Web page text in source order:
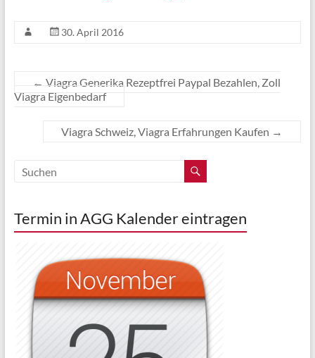
30. April 2016
← Viagra Generika Rezeptfrei Paypal Bezahlen, Zoll
Viagra Eigenbedarf
Viagra Schweiz, Viagra Erfahrungen Kaufen →
Termin in AGG Kalender eintragen